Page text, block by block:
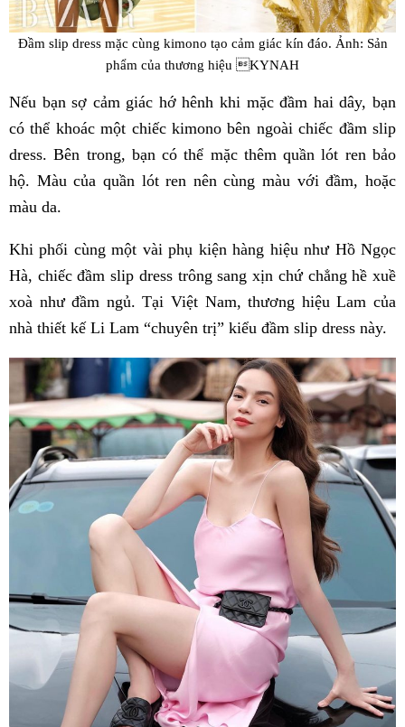
Đầm slip dress mặc cùng kimono tạo cảm giác kín đáo. Ảnh: Sản
phẩm của thương hiệu KYNAH
Nếu bạn sợ cảm giác hớ hênh khi mặc đầm hai dây, bạn
có thể khoác một chiếc kimono bên ngoài chiếc đầm slip
dress. Bên trong, bạn có thể mặc thêm quần lót ren bảo
hộ. Màu của quần lót ren nên cùng màu với đầm, hoặc
màu da.
Khi phối cùng một vài phụ kiện hàng hiệu như Hồ Ngọc
Hà, chiếc đầm slip dress trông sang xịn chứ chẳng hề xuề
xoà như đầm ngủ. Tại Việt Nam, thương hiệu Lam của
nhà thiết kế Li Lam “chuyên trị” kiểu đầm slip dress này.